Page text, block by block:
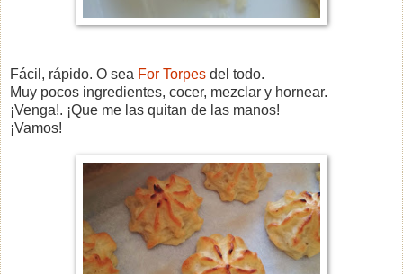
Fácil, rápido. O sea For Torpes del todo.
Muy pocos ingredientes, cocer, mezclar y hornear.
¡Venga!. ¡Que me las quitan de las manos!
¡Vamos!